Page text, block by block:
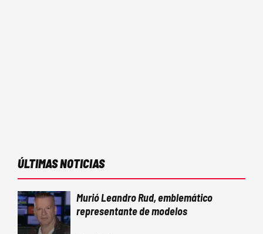
ÚLTIMAS NOTICIAS
Murió Leandro Rud, emblemático
representante de modelos